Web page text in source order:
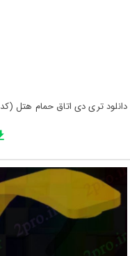
دانلود تری دی اتاق حمام هتل (کد26999)